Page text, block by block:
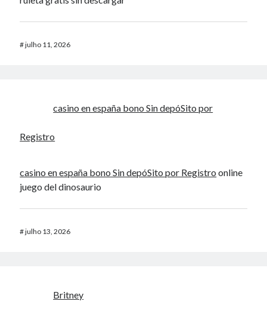
#julho 11, 2026
casino en españa bono Sin depóSito por
Registro
casino en españa bono Sin depóSito por Registro online
juego del dinosaurio
#julho 13, 2026
Britney